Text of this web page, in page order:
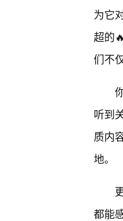
为它
超的
们不
听到
质内
地。
都能